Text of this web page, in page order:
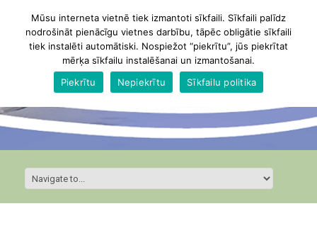
Mūsu interneta vietnē tiek izmantoti sīkfaili. Sīkfaili palīdz
nodrošināt pienācīgu vietnes darbību, tāpēc obligātie sīkfaili
tiek instalēti automātiski. Nospiežot “piekrītu”, jūs piekrītat
mērķa sīkfailu instalēšanai un izmantošanai.
Piekrītu
Nepiekrītu Sīkfailu politika